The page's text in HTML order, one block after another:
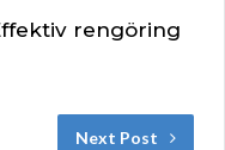
rengöring
Next Post